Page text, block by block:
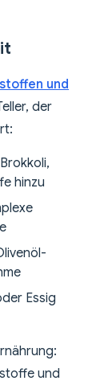
und
der
hinzu
Essig
und